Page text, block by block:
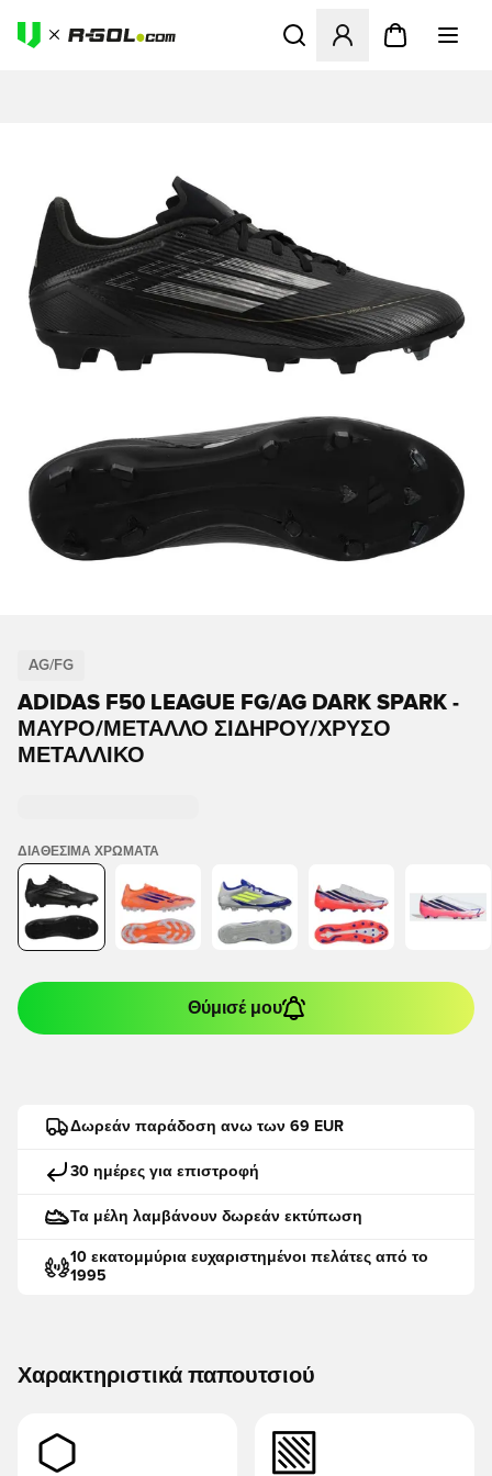
Ανοίγει ένα Modal για να
AG/FG
ADIDAS F50 LEAGUE FG/AG DARK SPARK -
ΜΑΎΡΟ/ΜΈΤΑΛΛΟ ΣΙΔΉΡΟΥ/ΧΡΥΣΌ
ΜΕΤΑΛΛΙΚΌ
ΔΙΑΘΈΣΙΜΑ ΧΡΏΜΑΤΑ
Θύμισέ μου
Δωρεάν παράδοση ανω των 69 EUR
30 ημέρες για επιστροφή
Τα μέλη λαμβάνουν δωρεάν εκτύπωση
10 εκατομμύρια ευχαριστημένοι πελάτες από το
1995
Χαρακτηριστικά παπουτσιού